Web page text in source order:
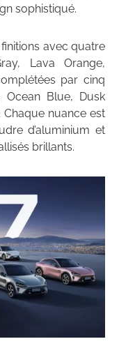
sophistiqué.
finitions avec quatre
Lava Orange,
par cinq
Ocean Blue, Dusk
Chaque nuance est
d’aluminium et
brillants.